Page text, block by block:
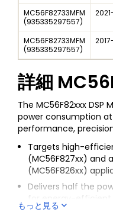
MC56F82733MFM
(935335297557)
MC56F82733MFM
(935335297557)
詳細
The MC56F82xxx
power consumption
performance,
Targets high-
(MC56F827xx) and
(MC56F826xx)
Delivers half the
for energy-efficient
もっと見る